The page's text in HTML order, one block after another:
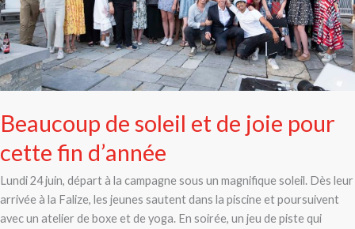
Beaucoup de soleil et de joie pour
cette fin d’année
Lundi 24 juin, départ à la campagne sous un magnifique soleil. Dès leur
arrivée à la Falize, les jeunes sautent dans la piscine et poursuivent
avec un atelier de boxe et de yoga. En soirée, un jeu de piste qui
fin
d’année